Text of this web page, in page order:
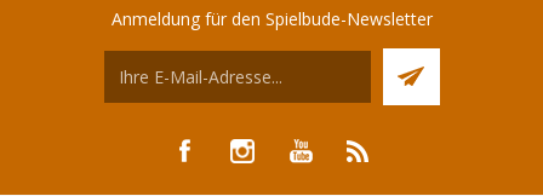
Anmeldung für den Spielbude-Newsletter